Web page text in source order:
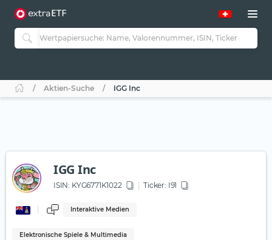
Aktien-Suche IGG Inc
IGG Inc
ISIN: KYG6771K1022 Ticker: I91
Interaktive Medien
Elektronische Spiele & Multimedia